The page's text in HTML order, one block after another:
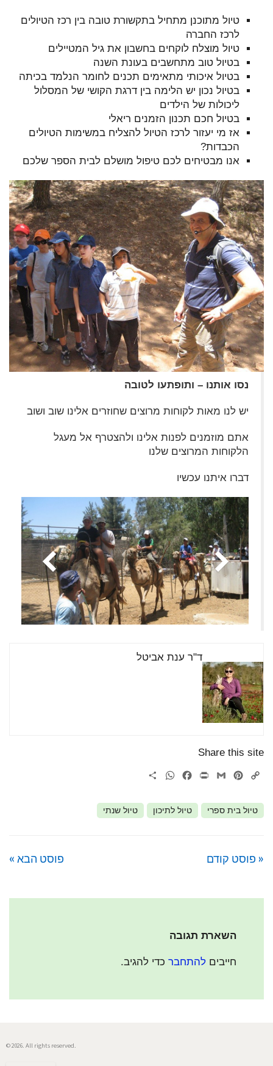
טיול מתוכנן מתחיל בתקשורת טובה בין רכז הטיולים
לרכז החברה
טיול מוצלח לוקחים בחשבון את גיל המטיילים
בטיול טוב מתחשבים בעונת השנה
בטיול איכותי מתאימים תכנים לחומר הנלמד בכיתה
בטיול נכון יש הלימה בין דרגת הקושי של המסלול
ליכולות של הילדים
בטיול חכם תכנון הזמנים ריאלי
אז מי יעזור לרכז הטיול להצליח במשימות הטיולים
הכבדות?
אנו מבטיחים לכם טיפול מושלם לבית הספר שלכם
נסו אותנו – ותופתעו לטובה
יש לנו מאות לקוחות מרוצים שחוזרים אלינו שוב ושוב
אתם מוזמנים לפנות אלינו ולהצטרף אל מעגל
הלקוחות המרוצים שלנו
דברו איתנו עכשיו
ד"ר ענת אביטל
Share this site
Copy
Pinterest
Gmail
Print
Facebook
WhatsApp
טיול בית ספרי טיול לתיכון טיול שנתי
« פוסט קודם פוסט הבא »
השארת תגובה
חייבים להתחבר כדי להגיב.
© 2026. All rights reserved.